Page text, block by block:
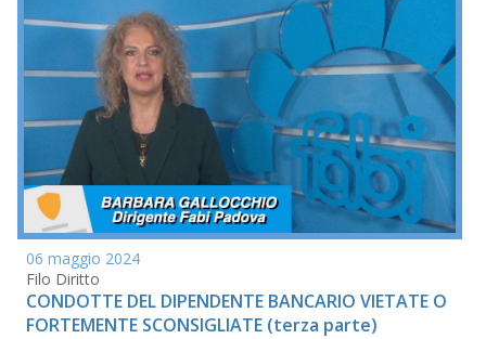
06 maggio 2024
Filo Diritto
CONDOTTE DEL DIPENDENTE BANCARIO VIETATE O
FORTEMENTE SCONSIGLIATE (terza parte)